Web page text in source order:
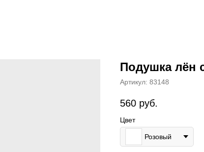
Подушка лён
Артикул: 83148
560 руб.
Цвет
Розовый